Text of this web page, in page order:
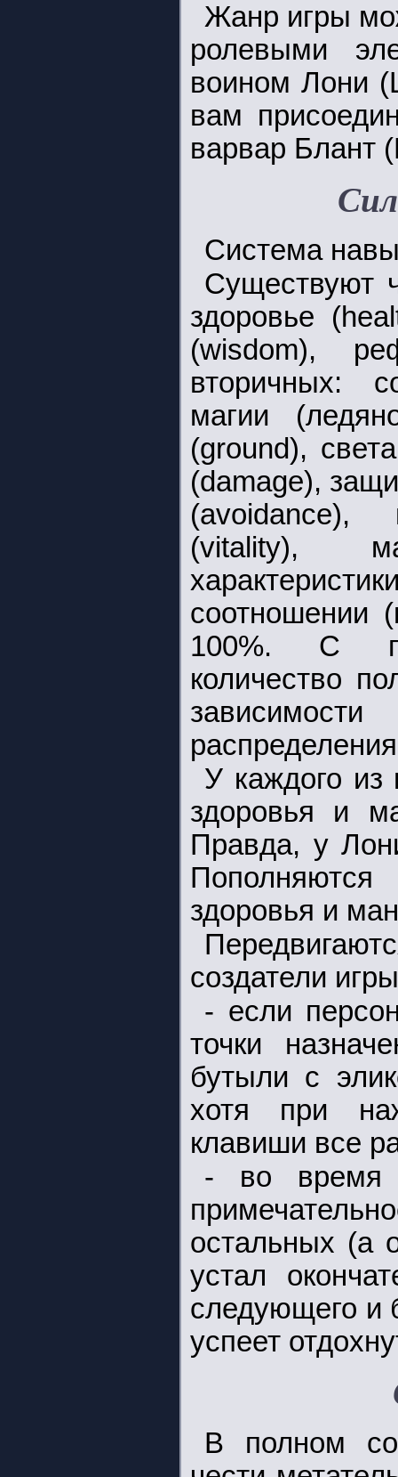
Жанр игры
ролевыми
воином Лони
вам
варвар Блант
Система
Существуют
здоровье
(wisdom),
вторичных:
магии
(ground),
(damage),
(avoidance),
(vitality),
100%. С
количество
зависимости
У каждого из
здоровья и
Правда, у
здоровья и
создатели
- если
точки
бутыли с
хотя при
клавиши все
- во время
остальных (а
устал
следующего и
успеет
В полном